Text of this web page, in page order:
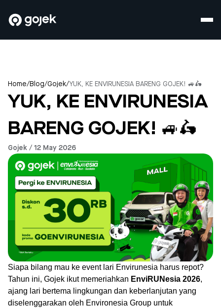
Home/Blog/Gojek/YUK, KE ENVIRUNESIA BARENG GOJEK! 🚙🛵
YUK, KE ENVIRUNESIA
BARENG GOJEK! 🚙🛵
Gojek / 12 May 2026
Siapa bilang mau ke event lari Envirunesia harus repot?
Tahun ini, Gojek ikut memeriahkan EnviRUNesia 2026,
ajang lari bertema lingkungan dan keberlanjutan yang
diselenggarakan oleh Environesia Group untuk